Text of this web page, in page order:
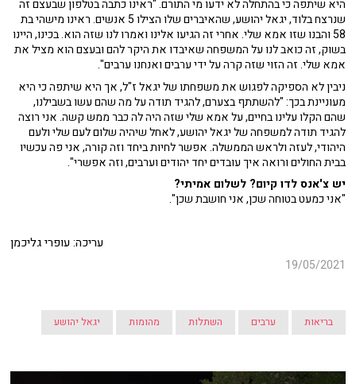
היא שיתפה כי בהתחלה לא ידעו מי התורם. "ראינו כתבה בטלפון שבעצם זה
שנרצח בלוד, יגאל יהושע, שהאיברים שלו הצילו 5 אנשים. ראינו מישהי בת
58 והבנו שזו אמא שלי. אחרי זה הגיעו אלינו ואמרו לנו שזה הוא. בכינו, היינו
בשוק, זה כואב לנו על המשפחה שאיבדו את היקר להם ובעצם הוא מציל את
אמא שלי. זה הזוי שזה קרה על ידי ערבים ואנחנו ערבים".
ניבין לא הספיקה לפגוש את משפחתו של יגאל ז"ל, אך היא שיתפה כי היא
מעוניינת בכך: "להשתתף בצערם, להגיד תודה על מה שהם עשו בשבילנו,
שהם הקלו עלינו בחיים, על אמא שלי שזה היה לה כבר ממש קשה. אני רוצה
להגיד תודה למשפחה של יגאל יהושע, לאחל שיהיה שלום לעם שלי ולעם
היהודי, לעזה ולראש הממשלה. אפשר לחיות ביחד וזה קורה, אני פה עכשיו
בבית החולים ורואה איך עובדים יחד יהודים וערבים, וזה אפשרי".
יש צ'אנס לדו קיום? לשלום אמיתי?
"אני כמעט בטוחה שכן, אני חושבת שכן".
עריכה: עופרי גליכמן
19/05/2021
בריאות ערבים השתלות מהומות יגאל יהושע